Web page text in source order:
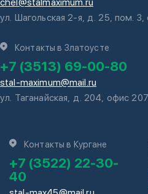
chel@stalmaximum.ru
ул. Шагольская 2-я, д. 25, пом. 3,
Контакты в Златоусте
+7 (3513) 69-00-80
stal-maximum@mail.ru
ул. Таганайская, д. 204, офис 207
Контакты в Кургане
+7 (3522) 22-30-
40